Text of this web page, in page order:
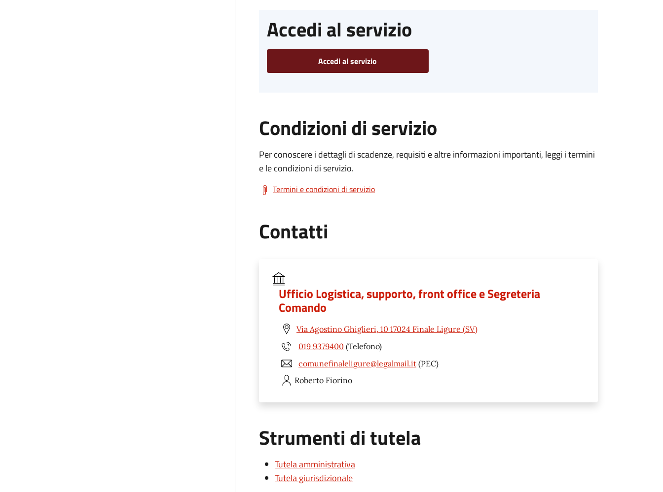
Accedi al servizio
Accedi al servizio
Condizioni di servizio
Per conoscere i dettagli di scadenze, requisiti e altre informazioni importanti, leggi i termini
e le condizioni di servizio.
Termini e condizioni di servizio
Contatti
Ufficio Logistica, supporto, front office e Segreteria
Comando
Via Agostino Ghiglieri, 10 17024 Finale Ligure (SV)
019 9379400 (Telefono)
comunefinaleligure@legalmail.it (PEC)
Roberto Fiorino
Strumenti di tutela
Tutela amministrativa
Tutela giurisdizionale